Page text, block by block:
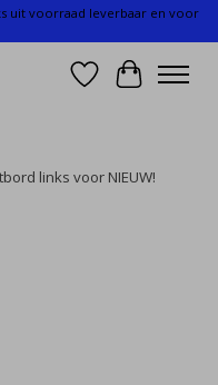
uit voorraad leverbaar en voor
Verlanglijst
links voor NIEUW!